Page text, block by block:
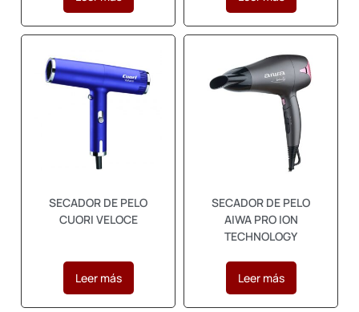
SECADOR DE PELO
CUORI VELOCE
Leer más
SECADOR DE PELO
AIWA PRO ION
TECHNOLOGY
Leer más